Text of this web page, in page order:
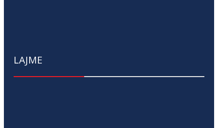
LAJME